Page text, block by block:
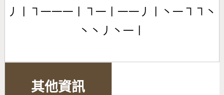
丿丨㇕一一一丨㇕一丨一一丿丨丶一㇕㇕丶
丶丶丿丶一丨
其他資訊